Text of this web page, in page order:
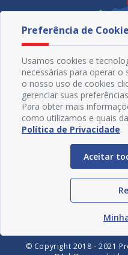
© Copyright 2018 - 2021
Preferência de
Usamos cookies e
necessárias para operar o
o nosso uso de cookies
gerenciar suas
Para obter mais
como utilizamos e quais
Política de Privacidade.
Aceitar